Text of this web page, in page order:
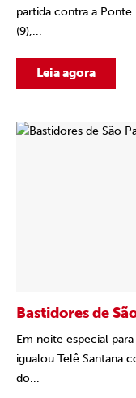
partida contra a
(9),...
Leia agora
Bastidores de
Em noite especial
igualou Telê Santana
do...